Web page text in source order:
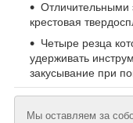
Отличительными
крестовая
Четыре резца
удерживать
закусывание при
Мы оставляем за